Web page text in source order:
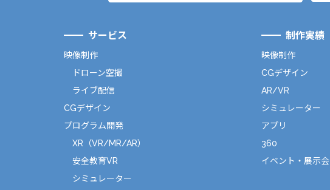
サービス
映像制作
ドローン空撮
ライブ配信
CGデザイン
プログラム開発
XR（VR/MR/AR）
安全教育VR
シミュレーター
制作実績
映像制作
CGデザイン
AR/VR
シミュレーター
アプリ
360
イベント・展示会